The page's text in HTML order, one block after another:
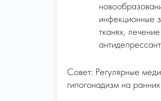
инфекционные
тканях,
Совет: Регулярные
гипогонадизм на